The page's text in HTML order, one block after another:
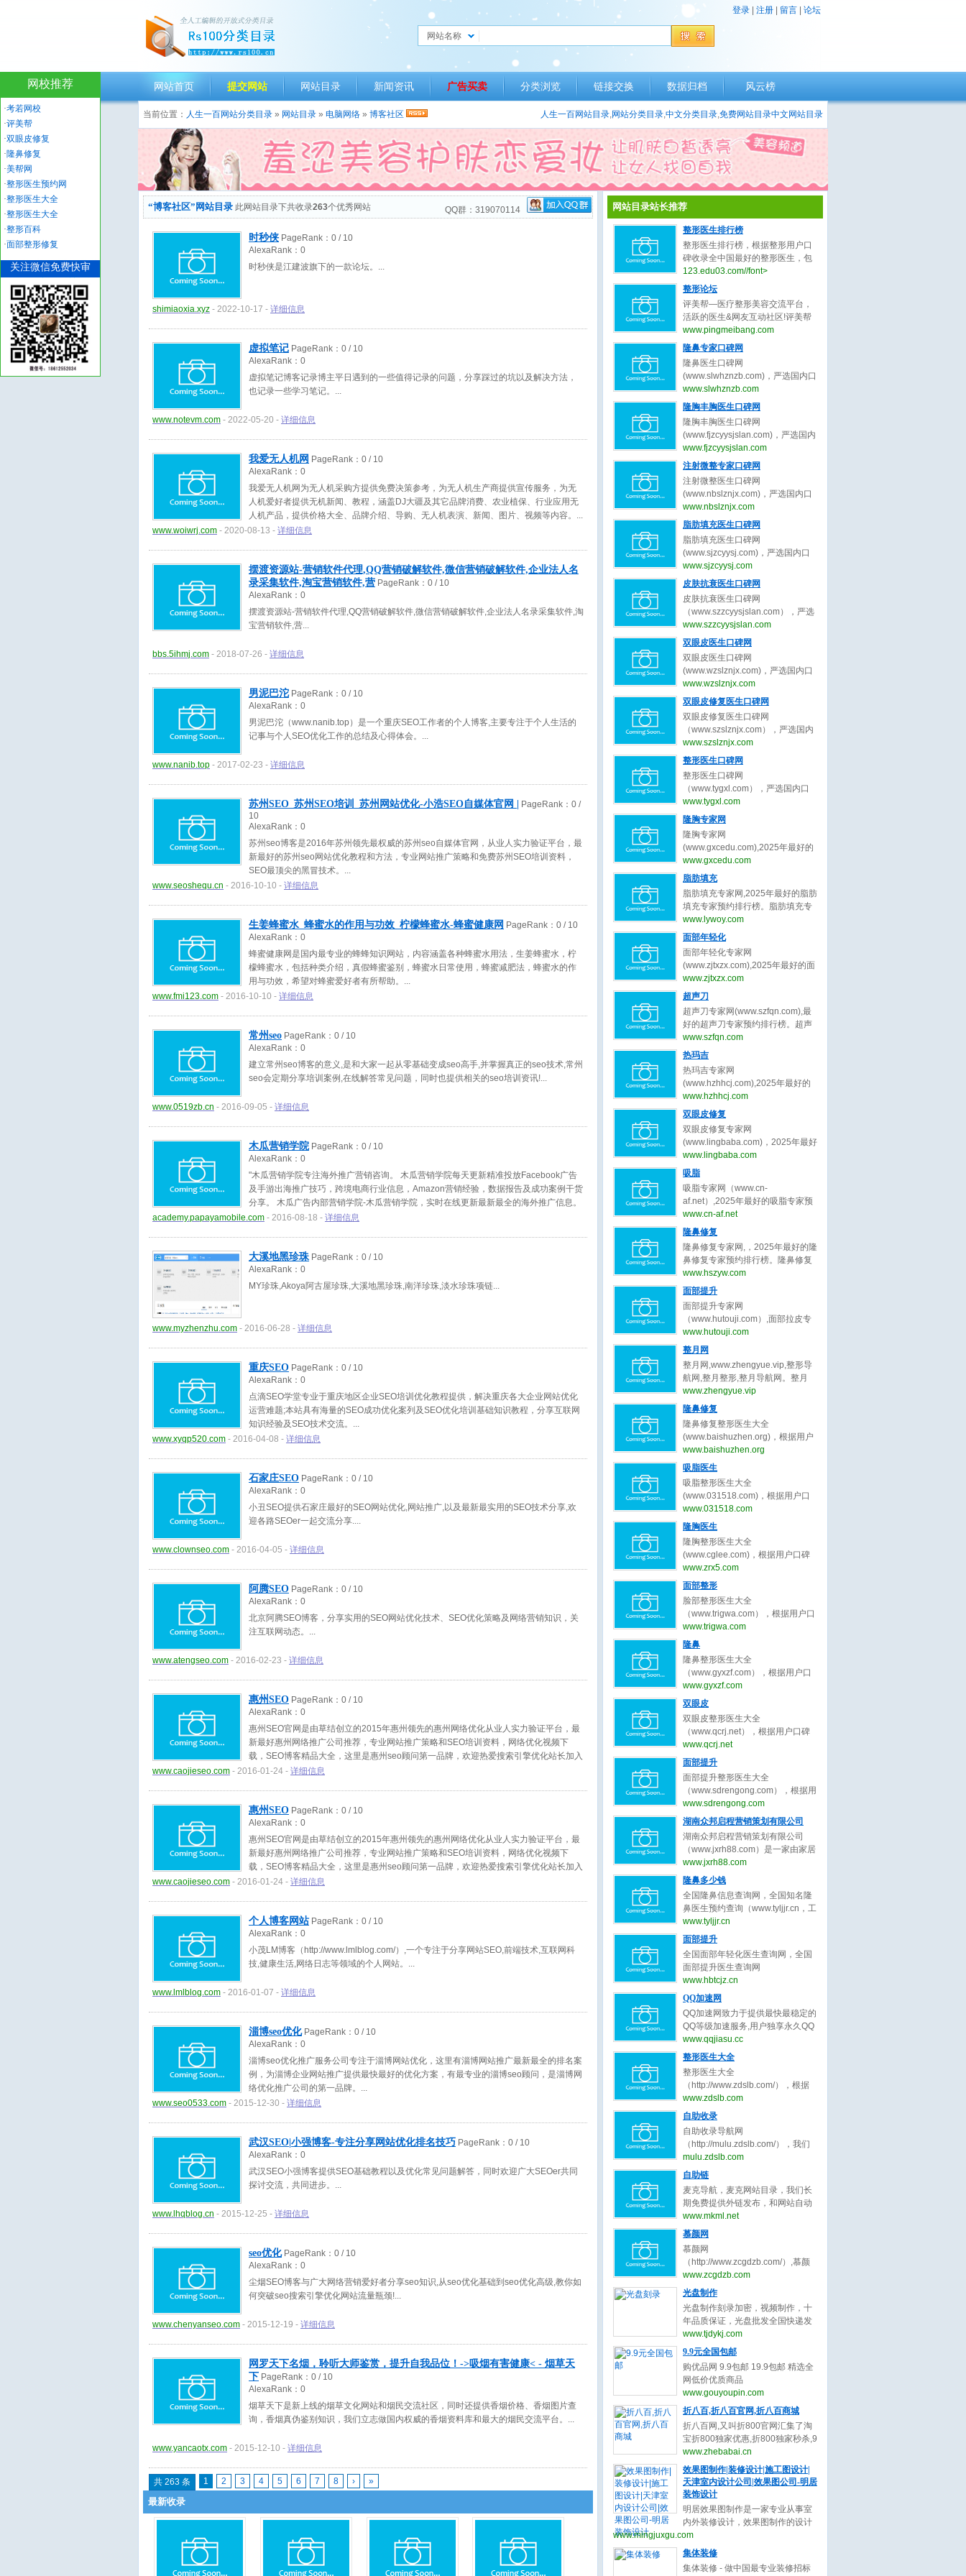
登录 注册 留言 论坛
网站名称
网站首页 提交网站 网站目录 新闻资讯 广告买卖 分类浏览 链接交换 数据归档 风云榜
人生一百网站目录,网站分类目录,中文分类目录,免费网站目录中文网站目录
当前位置： 人生一百网站分类目录 » 网站目录 » 电脑网络 » 博客社区
QQ群：319070114
“博客社区”网站目录 此网站目录下共收录263个优秀网站
时秒侠PageRank： 0 / 10
AlexaRank： 0
时秒侠是江建波旗下的一款论坛。
shimiaoxia.xyz - 2022-10-17 - 详细信息
虚拟笔记 PageRank： 0 / 10
AlexaRank： 0
虚拟笔记博客记录博主平日遇到的一些值得记录的问题，分享踩过的坑以及解决方法，
也记录一些学习笔记。
www.notevm.com - 2022-05-20 - 详细信息
我爱无人机网 PageRank： 0 / 10
AlexaRank： 0
我爱无人机网为无人机采购方提供免费决策参考，为无人机生产商提供宣传服务，为无
人机爱好者提供无机新闻、教程，涵盖DJ大疆及其它品牌消费、农业植保、行业应用无
人机产品，提供价格大全、品牌介绍、导购、无人机表演、新闻、图片、视频等内容。
www.woiwrj.com - 2020-08-13 - 详细信息
摆渡资源站-营销软件代理,QQ营销破解软件,微信营销破解软件,企业法人名
录采集软件,淘宝营销软件,营 PageRank： 0 / 10
AlexaRank： 0
摆渡资源站-营销软件代理,QQ营销破解软件,微信营销破解软件,企业法人名录采集软件,淘
宝营销软件,营
bbs.5ihmj.com - 2018-07-26 - 详细信息
男泥巴沱PageRank： 0 / 10
AlexaRank： 0
男泥巴沱（www.nanib.top）是一个重庆SEO工作者的个人博客,主要专注于个人生活的
记事与个人SEO优化工作的总结及心得体会。
www.nanib.top - 2017-02-23 - 详细信息
苏州SEO_苏州SEO培训_苏州网站优化-小浩SEO自媒体官网 | PageRank： 0 /
10
AlexaRank： 0
苏州seo博客是2016年苏州领先最权威的苏州seo自媒体官网，从业人实力验证平台，最
新最好的苏州seo网站优化教程和方法，专业网站推广策略和免费苏州SEO培训资料，
SEO最顶尖的黑冒技术。
www.seoshequ.cn - 2016-10-10 - 详细信息
生姜蜂蜜水_蜂蜜水的作用与功效_柠檬蜂蜜水-蜂蜜健康网 PageRank： 0 / 10
AlexaRank： 0
蜂蜜健康网是国内最专业的蜂蜂知识网站，内容涵盖各种蜂蜜水用法，生姜蜂蜜水，柠
檬蜂蜜水，包括种类介绍，真假蜂蜜鉴别，蜂蜜水日常使用，蜂蜜减肥法，蜂蜜水的作
用与功效，希望对蜂蜜爱好者有所帮助。
www.fmi123.com - 2016-10-10 - 详细信息
常州seo PageRank： 0 / 10
AlexaRank： 0
建立常州seo博客的意义,是和大家一起从零基础变成seo高手,并掌握真正的seo技术,常州
seo会定期分享培训案例,在线解答常见问题，同时也提供相关的seo培训资讯!
www.0519zb.cn - 2016-09-05 - 详细信息
木瓜营销学院PageRank： 0 / 10
AlexaRank： 0
"木瓜营销学院专注海外推广营销咨询。 木瓜营销学院每天更新精准投放Facebook广告
及手游出海推广技巧，跨境电商行业信息，Amazon营销经验，数据报告及成功案例干货
分享。 木瓜广告内部营销学院-木瓜营销学院，实时在线更新最新最全的海外推广信息。
更有在线问答及游戏区，为营销学院增加不一样的乐趣天地。"
academy.papayamobile.com - 2016-08-18 - 详细信息
大溪地黑珍珠PageRank： 0 / 10
AlexaRank： 0
MY珍珠,Akoya阿古屋珍珠,大溪地黑珍珠,南洋珍珠,淡水珍珠项链
www.myzhenzhu.com - 2016-06-28 - 详细信息
重庆SEO PageRank： 0 / 10
AlexaRank： 0
点滴SEO学堂专业于重庆地区企业SEO培训优化教程提供，解决重庆各大企业网站优化
运营难题;本站具有海量的SEO成功优化案列及SEO优化培训基础知识教程，分享互联网
知识经验及SEO技术交流。
www.xyqp520.com - 2016-04-08 - 详细信息
石家庄SEO PageRank： 0 / 10
AlexaRank： 0
小丑SEO提供石家庄最好的SEO网站优化,网站推广,以及最新最实用的SEO技术分享,欢
迎各路SEOer一起交流分享.
www.clownseo.com - 2016-04-05 - 详细信息
阿腾SEO PageRank： 0 / 10
AlexaRank： 0
北京阿腾SEO博客，分享实用的SEO网站优化技术、SEO优化策略及网络营销知识，关
注互联网动态。
www.atengseo.com - 2016-02-23 - 详细信息
惠州SEO PageRank： 0 / 10
AlexaRank： 0
惠州SEO官网是由草结创立的2015年惠州领先的惠州网络优化从业人实力验证平台，最
新最好惠州网络推广公司推荐，专业网站推广策略和SEO培训资料，网络优化视频下
载，SEO博客精品大全，这里是惠州seo顾问第一品牌，欢迎热爱搜索引擎优化站长加入
交流。
www.caojieseo.com - 2016-01-24 - 详细信息
惠州SEO PageRank： 0 / 10
AlexaRank： 0
惠州SEO官网是由草结创立的2015年惠州领先的惠州网络优化从业人实力验证平台，最
新最好惠州网络推广公司推荐，专业网站推广策略和SEO培训资料，网络优化视频下
载，SEO博客精品大全，这里是惠州seo顾问第一品牌，欢迎热爱搜索引擎优化站长加入
交流。
www.caojieseo.com - 2016-01-24 - 详细信息
个人博客网站PageRank： 0 / 10
AlexaRank： 0
小茂LM博客（http://www.lmlblog.com/）,一个专注于分享网站SEO,前端技术,互联网科
技,健康生活,网络日志等领域的个人网站。
www.lmlblog.com - 2016-01-07 - 详细信息
淄博seo优化PageRank： 0 / 10
AlexaRank： 0
淄博seo优化推广服务公司专注于淄博网站优化，这里有淄博网站推广最新最全的排名案
例，为淄博企业网站推广提供最快最好的优化方案，有最专业的淄博seo顾问，是淄博网
络优化推广公司的第一品牌。
www.seo0533.com - 2015-12-30 - 详细信息
武汉SEO|小强博客-专注分享网站优化排名技巧 PageRank： 0 / 10
AlexaRank： 0
武汉SEO小强博客提供SEO基础教程以及优化常见问题解答，同时欢迎广大SEOer共同
探讨交流，共同进步。
www.lhqblog.cn - 2015-12-25 - 详细信息
seo优化PageRank： 0 / 10
AlexaRank： 0
尘烟SEO博客与广大网络营销爱好者分享seo知识,从seo优化基础到seo优化高级,教你如
何突破seo搜索引擎优化网站流量瓶颈!
www.chenyanseo.com - 2015-12-19 - 详细信息
网罗天下名烟，聆听大师鉴赏，提升自我品位！->吸烟有害健康< - 烟草天
下 PageRank： 0 / 10
AlexaRank： 0
烟草天下是新上线的烟草文化网站和烟民交流社区，同时还提供香烟价格、香烟图片查
询，香烟真伪鉴别知识，我们立志做国内权威的香烟资料库和最大的烟民交流平台。
www.yancaotx.com - 2015-12-10 - 详细信息
共 263 条 1 2 3 4 5 6 7 8 › »
最新收录
网站目录站长推荐
整形医生排行榜
整形医生排行榜，根据整形用户口
碑收录全中国最好的整形医生，包
括不限于整形外科医生、微整形医
生、鼻子整形医生、眼睛整形医
生。
123.edu03.com//font>
整形论坛
评美帮—医疗整形美容交流平台，
活跃的医生&网友互动社区!评美帮
（www.pingmeibang.com）是目前
国内最大最专业最权威的整形美容
www.pingmeibang.com
隆鼻专家口碑网
隆鼻医生口碑网
(www.slwhznzb.com)，严选国内口
碑最好的隆鼻医生，收集全网最真
实的关于隆鼻医生、隆鼻专家的最
策提出最真实的隆鼻医美评价参
考。做隆鼻医美前，先上隆鼻医生
口碑网。
www.slwhznzb.com
隆胸丰胸医生口碑网
隆胸丰胸医生口碑网
(www.fjzcyysjslan.com)，严选国内
口碑最好的隆胸丰胸医生，收集全
网最真实的关于隆胸丰胸医生、隆
胸丰胸求美者整形决策提出最真实
的隆胸丰胸医美评价参考。做隆胸
丰胸医美前，先上隆胸丰胸医生口
碑网。
www.fjzcyysjslan.com
注射微整专家口碑网
注射微整医生口碑网
(www.nbslznjx.com)，严选国内口
碑最好的注射微整医生，收集全网
最真实的关于注射微整医生、注射
微整求美者整形决策提出最真实的
注射微整医美评价参考。做注射微
整医美前，先上注射微整医生口碑
网。
www.nbslznjx.com
脂肪填充医生口碑网
脂肪填充医生口碑网
(www.sjzcyysj.com)，严选国内口
碑最好的脂肪填充医生，收集全网
最真实的关于脂肪填充医生、脂肪
填充求美者整形决策提出最真实的
脂肪填充医美评价参考。做脂肪填
充医美前，先上脂肪填充医生口碑
网。
www.sjzcyysj.com
皮肤抗衰医生口碑网
皮肤抗衰医生口碑网
（www.szzcyysjslan.com），严选
国内口碑最好的皮肤抗衰医生，收
集全网最真实的关于皮肤抗衰医
价，为皮肤抗衰求美者整形决策提
出最真实的皮肤抗衰医美评价参
考。做皮肤抗衰医美前，先上皮肤
抗衰医生口碑网。
www.szzcyysjslan.com
双眼皮医生口碑网
双眼皮医生口碑网
(www.wzslznjx.com)，严选国内口
碑最好的双眼皮医生，收集全网最
真实的关于双眼皮医生、双眼皮专
者整形决策提出最真实的双眼皮医
美评价参考。做双眼皮医美前，先
上双眼皮医生口碑网。
www.wzslznjx.com
双眼皮修复医生口碑网
双眼皮修复医生口碑网
（www.szslznjx.com），严选国内
口碑最好的双眼皮修复医生，收集
全网最真实的关于眼修复医生、双
眼修复求美者整形决策提出最真实
的眼修复医美评价参考。做双眼皮
修复前，先上双眼皮修复医生口碑
网。
www.szslznjx.com
整形医生口碑网
整形医生口碑网
（www.tygxl.com），严选国内口
碑最好的整形医生，收集全网最真
实的关于整形医生、整容医生的最
出最真实的医美评价参考。整容
前，先上整形医生口碑网
www.tygxl.com
隆胸专家网
隆胸专家网
(www.gxcedu.com),2025年最好的
隆胸专家预约排行榜。隆胸专家
网，提供,许扬滨,李胜旭,郑志芳,林
巍,王明利等关于隆胸的专家和信
息。预约咨询微信：
bianmei0528。隆胸是指通过医学
或非医学手段增大乳房体积、改善
胸部形态的外科整形技术，隆胸旨
在塑造更符合审美标准的身体曲线
并提升女性自信‌。隆胸的‌医学范
畴‌：隆胸属于医美手术，隆胸主要
针对乳房发育不良、扁平或松弛下
垂等问题，通过植入假体或移植自
体组织实现胸部形态优化‌。‌隆胸目
的‌：隆胸可以改善身体比例，增强
女性特征，满足心理及社交需
求‌。
www.gxcedu.com
脂肪填充
脂肪填充专家网,2025年最好的脂肪
填充专家预约排行榜。脂肪填充专
家网，提供,曹孟君,汪新伟,刘李娜,
刘冲,李建锐,程辰,王志强,王东,鲁峰,
息。预约咨询微信：
bianmei0528。脂肪填充（自体脂
肪移植）是一种通过将自身脂肪组
织移植到需要填充的部位，以达到
塑形、修复凹陷或改善外观的美容
手术。脂肪填充是一种利用自体脂
肪移植技术，将身体其他部位（如
腹部、大腿、臀部）的脂肪抽取、
处理后，注射到需要填充的部位
（如面部、胸部、臀部等），以改
善形态、增加体积或修复缺损。脂
肪填充的手术过程为：脂肪提取、
脂肪处理、脂肪注射。脂肪填充存
活率不稳定：部分脂肪细胞可能无
法存活，需要多次手术以达到理想
效果。
www.lywoy.com
面部年轻化
面部年轻化专家网
(www.zjtxzx.com),2025年最好的面
部年轻化专家预约排行榜。面部年
轻化专家网，提供,杨俊,陈兵,黄寅
成,卢丙仑,蒋松林等关于面部年轻化
的专家和信息。预约咨询微信：
bianmei0528。面部年轻化是一种
通过手术或非手术手段改善面部松
弛、下垂等问题，使面部轮廓更加
紧致、年轻化的美容技术。它主要
针对因年龄增长、胶原蛋白流失、
脂肪移位等原因导致的面部皮肤松
弛、皱纹、下垂等衰老特征。面部
年轻化的常见方法包括：手术类面
部年轻化（面部提拉术、SMAS筋
膜提升术、小切口面部年轻化）和
非手术类面部年轻化（注射填充提
升、埋线提升、射频紧肤术、超声
提拉）。
www.zjtxzx.com
超声刀
超声刀专家网(www.szfqn.com),最
好的超声刀专家预约排行榜。超声
刀专家网，提供,常毅,汪文娟,杨芷,
肖阳,张志宇,张静,侯明波,徐鹏2,刘
息。预约咨询微信：
bianmei0528。超声刀是一种利用
超声波能量进行手术治疗的设备，
它在医疗领域有广泛的应用。超声
刀，全称为超声切割止血刀，是一
种利用超声波的高频振动来切割和
凝固人体组织的医疗器械。超声刀
通过将电能转换为超声波能量，利
用超声波的热效应、空化效应和机
械效应，实现对组织的切割、凝固
和止血。
www.szfqn.com
热玛吉
热玛吉专家网
(www.hzhhcj.com),2025年最好的
热玛吉专家预约排行榜。热玛吉专
家网，提供,王恒1,徐宇红,谢活生,夏
自刚,牟北平等关于热玛吉的专家和
信息。预约咨询微信：
bianmei0528。热玛吉是一种利用
射频技术进行皮肤紧致和抗衰老的
非侵入性美容治疗方法。热玛吉通
过高射频能量作用于皮肤深层，刺
激胶原蛋白的收缩和再生，从而达
到紧致肌肤、减少皱纹的效果。热
玛吉的工作原理基于射频技术。在
治疗过程中，热玛吉设备会发出特
定频率的射频能量，穿透皮肤表
层，到达皮肤深层组织。当射频能
量被组织中的水分子吸收后，会产
生热量，导致胶原蛋白纤维收缩，
并刺激新的胶原蛋白生成。
www.hzhhcj.com
双眼皮修复
双眼皮修复专家网
(www.lingbaba.com)，2025年最好
的双眼皮修复专家预约排行榜。双
眼皮修复专家网，提供曾翾,张园园,
雄,史迎军,白永辉,李冉,冷静,田怡,刘
平,陈勇,余东,周瑜,俞惠忠,张楚,李
勇,郑小红,王晓峰,王恒,王维,佀同帅,
徐晓斐,王衡健,陈小剑,王振军,刘志
刚,孟明星,杨蓉,王香平,敖健飞,师丽
丽,吴焱秋,李燕,张颖,张冰洁,常冬青,
金鑫,王世勇,彭青和,刘晓伟,隋长清,
靳小雷,孔宇,杨丽,田国静,滕彦,林靖,
张大艳,韩勋,王岩,卢建建,金云波,顾
斌,高寿松,范海燕,林威,潘贰,陈芝,张
娇娇,方涛,秦小惠,何洁,楼善叶,武文
蕾,刘学源,阮庆玲,李光琴,冯传波,赵
成利,朱迪,张小川,刘辅容等关于双
眼皮修复的专家和信息。预约咨询
微信：bianmei0528。
www.lingbaba.com
吸脂
吸脂专家网（www.cn-
af.net）,2025年最好的吸脂专家预
约排行榜。吸脂专家网，提供顾云
鹏,李发成,曹卫刚,齐越,王春虎,李小
刘冲,王阳,许占群,袁玉坤,乔爱军,马
梅生,李春财,程辰,田其,万晓楠,齐文
章,汪新伟,翟爽,吕倩雯,陈元良,孙笛,
曹孟君,冷冰,秦冬,龙成,刘玉钊,汪新
伟,张超,刘靖涛,李建锐,胡守舵,孙波,
盛玲玲,金洪尧,马桂娥,王维新,刘李
娜,郑岩,王乡宁,卢九宁,黄云福,李胜
旭,王勇,李增辉,卢新蕾,张荣明,刘彦
龙,詹炜卿,梁红伟,陈兵,张涛,唐亮,于
冬梅,鲁峰,刘杰伟,闫爱跃等关于吸
脂的专家和信息。预约咨询微信：
bianmei0528。
www.cn-af.net
隆鼻修复
隆鼻修复专家网,，2025年最好的隆
鼻修复专家预约排行榜。隆鼻修复
专家网，提供,韩加送,戴传昌,魏皎,
李圣利,韩嘉毅,李健,范锴,高顺福,刘
娟,任东,曲妙轩,葛志鑫,张龙,李保锴,
李信峰,向宏伟,李劲良,李长富,巫文
云,刘彦军,宫风勇,洪春,杜轶男,汪垟,
徐利刚,汪云锋,王英勇,王旭彬,陈倩,
赵士俊,王杰,李理,陈超群,叶子荣,柴
军,项昌峰,陈杰,李安平,孙前磊,陶俊,
龚涛,高山,曾高,安阳,路会,张辉,周
柯,牛勇敢,王艇,倪云志,韩国栋,冯雁
平,王欢,尤建军,胡俊峰,夏正义,李青
峰,罗汇东,张洪波,毕胜,王天国,曹芳,
王会勇,李文峰,刘志刚,朱灿,李希军,
周仪,江宝华,廖连平,贾德渊,范飞,李
爱林,王先成,李东,徐航,王军,欧阳春,
戴婷婷,曾斌,吴玉家,梁晓健,潘峰等
关于隆鼻修复的专家和信息。预约
咨询微信：bianmei0528。
www.hszyw.com
面部提升
面部提升专家网
（www.hutouji.com）,面部拉皮专
家网,脸部除皱专家网，2025年最好
的面部提升专家预约排行榜。面部
皮,脸部除皱,脸部拉皮专家,面部拉
皮专家,脸部除皱专家,柳民熙,穆宝
安,黄寅守,杜太超,张海明,祝东升,袁
强,杨大平,王乙立,金云波,卢丙仑,王
召东,王冀耕,倪峰,蒋松林等关于面
部提升的专家和信息。预约咨询微
信：bianmei0528。
www.hutouji.com
整月网
整月网,www.zhengyue.vip,整形导
航网,整月整形,整月导航网。整月
网，整月整形导航网_收集全国最好
的整形美容网站。
www.zhengyue.vip
隆鼻修复
隆鼻修复整形医生大全
(www.baishuzhen.org)，根据用户
口碑收录全中国最好的隆鼻修复整
形医生，包括不限于隆鼻修复整形
修复隆鼻整形医生、北京隆鼻修复
整形医生、上海隆鼻修复整形医
生、广州隆鼻修复整形医生、成都
隆鼻修复整形医生、武汉隆鼻修复
整形医生、西安隆鼻修复整形、郑
州隆鼻修复整形。隆鼻修复整形医
生大全，秉承为客户服务公平公正
原则，为整形客户求美决策推荐最
好的隆鼻修复整形医生。
www.baishuzhen.org
吸脂医生
吸脂整形医生大全
(www.031518.com)，根据用户口
碑收录全中国最好的吸脂整形医
生，包括不限于吸脂整形外科医
形医生、北京吸脂整形医生、上海
吸脂整形医生、广州吸脂整形医
生、成都吸脂整形医生、武汉吸脂
整形医生、西安吸脂整形、郑州吸
脂整形。吸脂整形医生大全，秉承
为客户服务公平公正原则，为整形
客户求美决策推荐最好的吸脂整形
医生。
www.031518.com
隆胸医生
隆胸整形医生大全
(www.cglee.com)，根据用户口碑
收录全中国最好的隆胸整形医生，
包括不限于隆胸整形外科医生、隆
生、北京隆胸整形医生、上海隆胸
整形医生、广州隆胸整形医生、成
都隆胸整形医生、武汉隆胸整形医
生、西安隆胸整形、郑州隆胸整
形。隆胸整形医生大全，秉承为客
户服务公平公正原则，为整形客户
求美决策推荐最好的隆胸整形医
生。
www.zrx5.com
面部整形
脸部整形医生大全
（www.trigwa.com），根据用户口
碑收录全中国最好的脸部整形医
生，包括不限于脸部整形外科医
生、眼睛整形医生、吸脂整形医
生、修复整形医生、北京脸部整形
医生、上海脸部整形医生、广州脸
部整形医生、成都脸部整形医生、
武汉脸部整形医生、西安脸部整
形、郑州脸部整形。脸部整形医生
大全，秉承为客户服务公平公正原
则，为整形客户求美决策推荐最好
的脸部整形医生。
www.trigwa.com
隆鼻
隆鼻整形医生大全
（www.gyxzf.com），根据用户口
碑收录全中国最好的隆鼻整形医
生，包括不限于隆鼻整形外科医
生、眼睛整形医生、吸脂整形医
生、修复整形医生、北京整形医
生、上海整形医生、广州整形医
生、成都整形医生、武汉整形医
生。整形医生大全，秉承为客户服
务公平公正原则，为整形客户求美
决策推荐最好的隆鼻整形医生。
www.gyxzf.com
双眼皮
双眼皮整形医生大全
（www.qcrj.net），根据用户口碑
收录全中国最好的整形医生，包括
不限于整形外科医生、微整形医
生、修复双眼皮整形医生、北京双
眼皮整形医生、上海双眼皮整形医
生、广州双眼皮整形医生、成都双
眼皮整形医生、武汉双眼皮整形医
生。双眼皮整形医生大全，秉承为
客户服务公平公正原则，为整形客
户求美决策推荐最好的双眼皮整形
医生。
www.qcrj.net
面部提升
面部提升整形医生大全
（www.sdrengong.com），根据用
户口碑收录全中国最好的面部提升
整形医生，包括不限于面部提升整
生、修复提升整形医生、北京面部
提升整形医生、上海面部提升整形
医生、广州面部提升整形医生、成
都面部提升整形医生、武汉面部提
升整形医生、西安面部提升整形、
郑州面部提升整形。面部提升整形
医生大全，秉承为客户服务公平公
正原则，为整形客户求美决策推荐
最好的面部提升整形医生。
www.sdrengong.com
湖南众邦启程营销策划有限公司
湖南众邦启程营销策划有限公司
（www.jxrh88.com）是一家由家居
行业精英共同打造的商业智慧平台,
集策划咨询、 教育培训、 执行落
匠精神 - 工匠品质” 为核心理念，不
到4年时间， 为国内万余客户提升
品牌价值， 创造销售奇迹， 2021
年销售业绩达成冲刺目标7.5亿。
公司自创立至今， 一直扎根于家居
建材细分领域， 以执行为王、落地
为王、 结果为王的宗旨， 精耕细作
精益求精。
www.jxrh88.com
隆鼻多少钱
全国隆鼻信息查询网，全国知名隆
鼻医生预约查询（www.tyljjr.cn，工
信部备案号：晋ICP备13005452
号）。全国隆鼻信息查询网系统提
鼻多少钱,玻尿酸隆鼻,耳软骨隆鼻,
假体隆鼻,硅胶隆鼻,隆鼻哪种好,隆
鼻价格,隆鼻、隆鼻修复医生等知名
口碑专家预约查询。了解隆鼻,线雕
隆鼻,隆鼻手术,隆鼻多少钱,玻尿酸
隆鼻,耳软骨隆鼻,假体隆鼻,硅胶隆
鼻,隆鼻哪种好,隆鼻价格,隆鼻、隆
鼻修复、隆鼻整形医生预约就上隆
鼻信息查询网。
www.tyljjr.cn
面部提升
全国面部年轻化医生查询网，全国
面部提升医生查询网
（www.hbtcjz.cn，工信部备案号：
鄂ICP备2020017337号），面部年
医生查询系统提供全国面部提升,面
部拉皮,面部除皱,面部线雕,面部年
轻化,面部整形医生等知名口碑专家
预约查询。了解面部提升,面部拉皮,
面部除皱,面部线雕,面部年轻化，面
部整形医生预约就上面部医生查询
网。
www.hbtcjz.cn
QQ加速网
QQ加速网致力于提供最快最稳定的
QQ等级加速服务,用户独享永久QQ
等级代练，拥有最全面的QQ代挂、
等级计算、代理开通、代挂网搭
让海量用户快速提升QQ等级!
www.qqjiasu.cc
整形医生大全
整形医生大全
（http://www.zdslb.com/），根据
用户口碑收录全中国最好的整形医
生，包括不限于整形外科医生、微
形医生、吸脂整形医生、修复整形
医生、北京整形医生、上海整形医
生、广州整形医生、成都整形医
生、武汉整形医生。整形医生大
全，秉承为客户服务公平公正原
则，为整形客户求美决策推荐最好
的整形医生。
www.zdslb.com
自助收录
自助收录导航网
（http://mulu.zdslb.com/），我们
长期免费提供外链发布，和网站自
动秒收录服务，根据网站点击来路
交换友情链接，快速增加网站的外
链与收录,您可以自助申请加入我们
获取免费的优质外链，获取高质量
的自然流量，还等什么赶快加入自
动秒收录吧！
mulu.zdslb.com
自助链
麦克导航，麦克网站目录，我们长
期免费提供外链发布，和网站自动
秒收录服务，根据网站点击来路自
动排名第一位，欢迎和本站自助交
与收录,您可以自助申请加入我们获
取免费的优质外链，获取高质量的
自然流量，还等什么赶快加入自动
秒收录吧！
www.mkml.net
慕颜网
慕颜网
（http://www.zcgdzb.com/）,慕颜
整形网提供整形最新最全资讯。双
眼皮谁最好？中国十大隆鼻专家都
害？隆鼻修复谁厉害？隆鼻医生谁
最好？脂肪填充找哪个专家呢？不
懂的整形问题和医生了解。上慕颜
整形预约网。
www.zcgdzb.com
光盘制作
光盘制作刻录加密，视频制作，十
年品质保证，光盘批发全国快递发
货，光盘厂直接供货，质优价廉，
交货期快,24小时热
www.tjdykj.com
9.9元全国包邮
购优品网 9.9包邮 19.9包邮 精选全
网低价优质商品
（www.gouyoupin.com）
www.gouyoupin.com
折八百,折八百官网,折八百商城
折八百网,又叫折800官网汇集了淘
宝折800独家优惠,折800独家秒杀,9
块9元包邮,折800报名信息大全，是
网购用户的首选省钱导购资讯网站!
（www.zhebabai.cn）
www.zhebabai.cn
效果图制作|装修设计|施工图设计|
天津室内设计公司|效果图公司-明居
装饰设计
明居效果图制作是一家专业从事室
内外装修设计，效果图制作的设计
团队，专业的细分，专业的服务，
为您提供24小时咨询服务。
www.mingjuxgu.com
集体装修
集体装修 - 做中国最专业装修招标
网校推荐
·考若网校
·评美帮
·双眼皮修复
·隆鼻修复
·美帮网
·整形医生预约网
·整形医生大全
·整形医生大全
·整形百科
·面部整形修复
关注微信免费快审